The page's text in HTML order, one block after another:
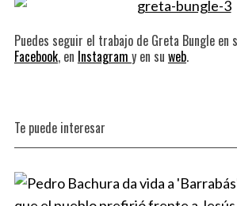
Puedes seguir el trabajo de Greta Bungle en
Facebook, en Instagram y en su web.
Te puede interesar
c
h
: